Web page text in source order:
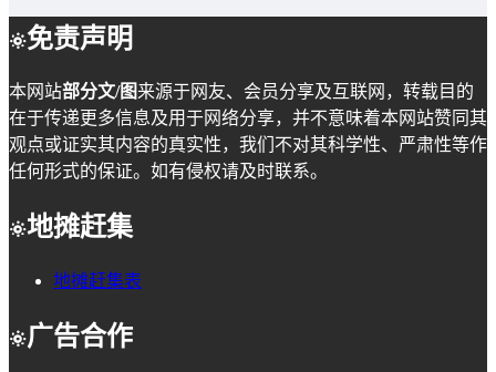
免责声明
本网站部分文/图来源于网友、会员分享及互联网，转载目的
在于传递更多信息及用于网络分享，并不意味着本网站赞同其
观点或证实其内容的真实性，我们不对其科学性、严肃性等作
任何形式的保证。如有侵权请及时联系。
地摊赶集
地摊赶集表
广告合作